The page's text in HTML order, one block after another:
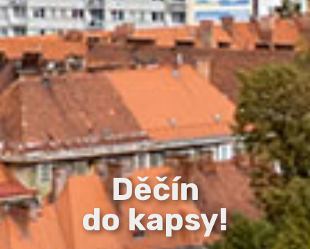
Děčín
do kapsy!